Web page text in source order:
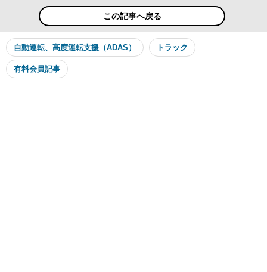
この記事へ戻る
自動運転、高度運転支援（ADAS） トラック
有料会員記事